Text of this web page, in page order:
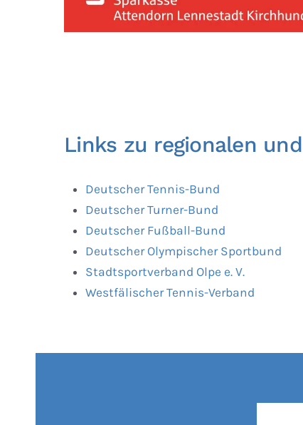
Links zu regionalen
Deutscher Tennis-Bund
Deutscher Turner-Bund
Deutscher Fußball-Bund
Deutscher Olympischer Sportbund
Stadtsportverband Olpe e. V.
Westfälischer Tennis-Verband